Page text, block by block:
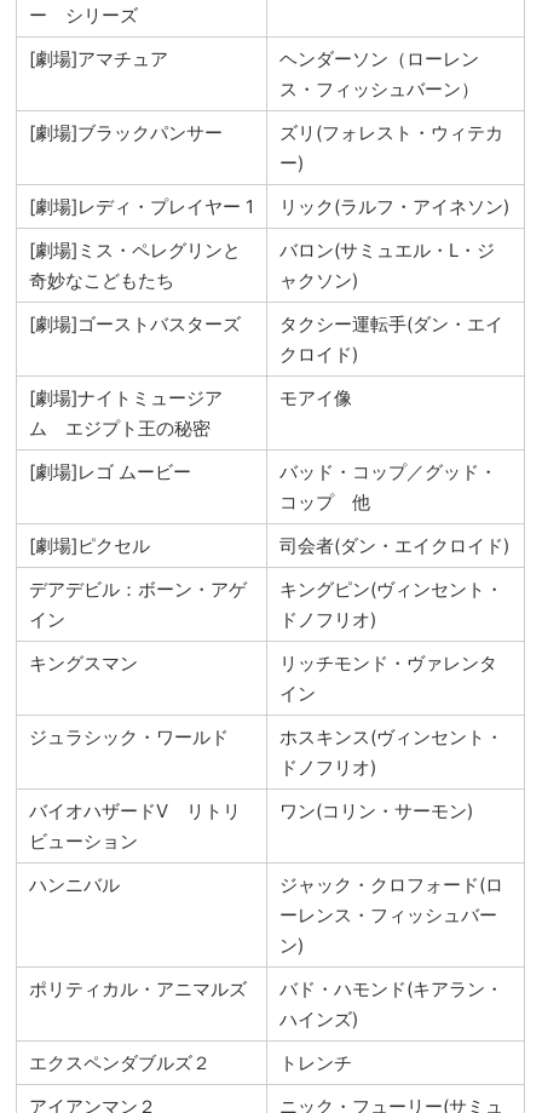
ー シリーズ
[劇場]アマチュア
ヘンダーソン（ローレン
ス・フィッシュバーン）
[劇場]ブラックパンサー
ズリ(フォレスト・ウィテカ
ー)
[劇場]レディ・プレイヤー 1
リック(ラルフ・アイネソン)
[劇場]ミス・ペレグリンと
奇妙なこどもたち
バロン(サミュエル・L・ジ
ャクソン)
[劇場]ゴーストバスターズ
タクシー運転手(ダン・エイ
クロイド)
[劇場]ナイトミュージア
ム エジプト王の秘密
モアイ像
[劇場]レゴ ムービー
バッド・コップ／グッド・
コップ 他
[劇場]ピクセル
司会者(ダン・エイクロイド)
デアデビル：ボーン・アゲ
イン
キングピン(ヴィンセント・
ドノフリオ)
キングスマン
リッチモンド・ヴァレンタ
イン
ジュラシック・ワールド
ホスキンス(ヴィンセント・
ドノフリオ)
バイオハザードⅤ リトリ
ビューション
ワン(コリン・サーモン)
ハンニバル
ジャック・クロフォード(ロ
ーレンス・フィッシュバー
ン)
ポリティカル・アニマルズ
バド・ハモンド(キアラン・
ハインズ)
エクスペンダブルズ２
トレンチ
アイアンマン２
ニック・フューリー(サミュ